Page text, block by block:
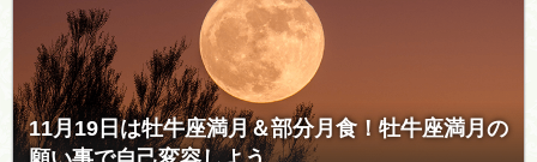
11月19日は牡牛座満月＆部分月食！牡牛座満月の